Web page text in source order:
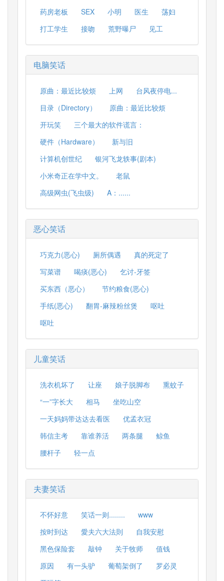
药房老板
SEX 小明 医生
荡妇
打工学生
接吻 荒野曝尸 见工
电脑笑话
原曲：最近比较烦 上网
台风夜停电...
目录（Directory）
原曲：最近比较烦
开玩笑
三个最大的软件谎言：
硬件（Hardware）
新与旧
计算机创世纪
银河飞龙轶事(剧本)
小米奇正在学中文。
老鼠
高级网虫(飞虫级)
A：......
恶心笑话
巧克力(恶心) 厕所偶遇
真的死定了
写菜谱
喝痰(恶心)
乞讨-牙签
买东西（恶心）
节约粮食(恶心)
手纸(恶心)
翻胃-麻辣粉丝煲
呕吐
呕吐
儿童笑话
洗衣机坏了 让座 娘子脱脚布
熏蚊子
“一”字长大
相马
坐吃山空
一天妈妈带达达去看医
优孟衣冠
韩信主考
靠谁养活 两条腿
鲸鱼
腰杆子
轻一点
夫妻笑话
不怀好意 笑话一则........
www
按时到达
愛夫六大法則
自我安慰
黑色保险套
敲钟 关于牧师
值钱
原因
有一头驴 葡萄架倒了
罗必灵